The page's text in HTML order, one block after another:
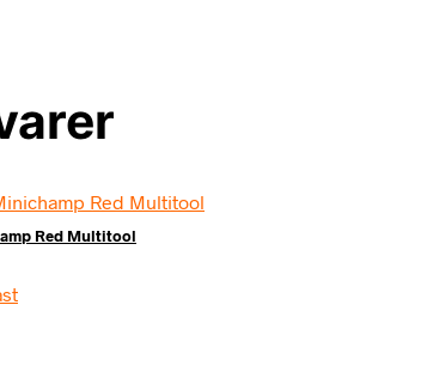
Red Multitool